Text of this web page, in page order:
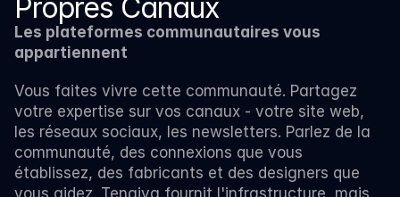
Propres Canaux
Les plateformes communautaires vous
appartiennent
Vous faites vivre cette communauté. Partagez
votre expertise sur vos canaux - votre site web,
les réseaux sociaux, les newsletters. Parlez de la
communauté, des connexions que vous
établissez, des fabricants et des designers que
vous aidez. Tengiva fournit l'infrastructure, mais